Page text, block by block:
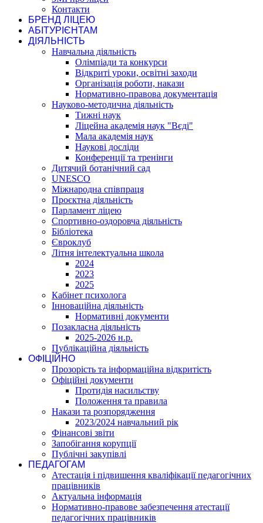
Контакти
БРЕНД ЛІЦЕЮ
АБІТУРІЄНТАМ
ДІЯЛЬНІСТЬ
Навчальна діяльність
Олімпіади та конкурси
Відкриті уроки, освітні заходи
Організація роботи, накази
Нормативно-правова документація
Науково-методична діяльність
Тижні наук
Ліцейна академія наук "Вєді"
Мала академія наук
Наукові досліди
Конференції та тренінги
Дитячий ботанічний сад
UNESCO
Міжнародна співпраця
Проєктна діяльність
Парламент ліцею
Спортивно-оздоровча діяльність
Бібліотека
Євроклуб
Літня інтелектуальна школа
2024
2023
2025
Кабінет психолога
Інноваційна діяльність
Нормативні документи
Позакласна діяльність
2025-2026 н.р.
Публікаційна діяльність
ОФІЦІЙНО
Прозорість та інформаційна відкритість
Офіційні документи
Протидія насильству
Положення та правила
Накази та розпорядження
2023/2024 навчальний рік
Фінансові звіти
Запобігання корупції
Публічні закупівлі
ПЕДАГОГАМ
Атестація і підвишення кваліфікації педагогічних
працівників
Актуальна інформація
Нормативно-правове забезпечення атестації
педагогічних працівників